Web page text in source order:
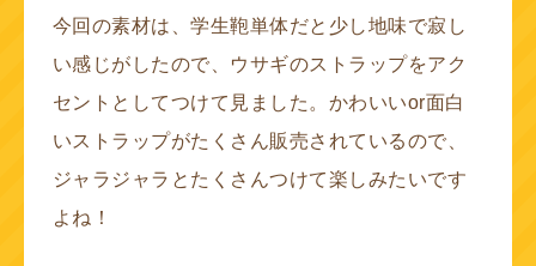
今回の素材は、学生鞄単体だと少し地味で寂し
い感じがしたので、ウサギのストラップをアク
セントとしてつけて見ました。かわいいor面白
いストラップがたくさん販売されているので、
ジャラジャラとたくさんつけて楽しみたいです
よね！